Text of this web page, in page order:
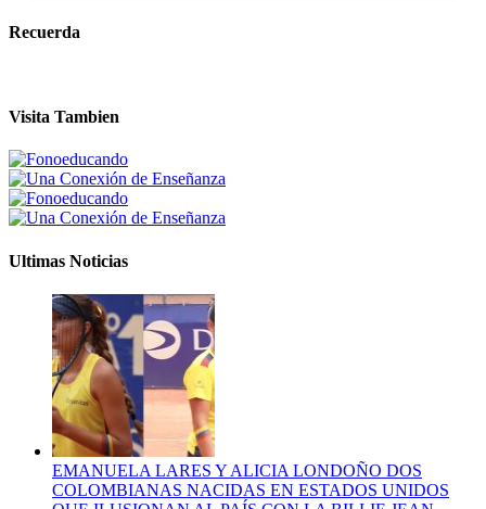
Recuerda
Visita Tambien
Ultimas Noticias
EMANUELA LARES Y ALICIA LONDOÑO DOS
COLOMBIANAS NACIDAS EN ESTADOS UNIDOS